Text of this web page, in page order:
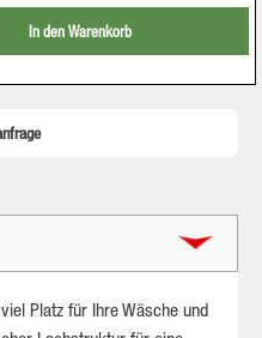
Wert ein
In den Warenkorb
Platz für Ihre Wäsche und